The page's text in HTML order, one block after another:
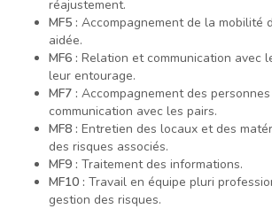
réajustement.
MF5 : Accompagnement de la mobilité
aidée.
MF6 : Relation et communication avec
leur entourage.
MF7 : Accompagnement des
communication avec les pairs.
MF8 : Entretien des locaux et des
des risques associés.
MF9 : Traitement des informations.
MF10 : Travail en équipe pluri
gestion des risques.